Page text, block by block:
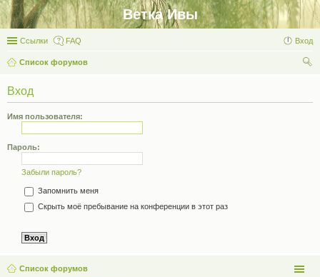
Ветка Ивы
Ссылки FAQ Вход
Список форумов
Вход
Имя пользователя:
Пароль:
Забыли пароль?
Запомнить меня
Скрыть моё пребывание на конференции в этот раз
Список форумов